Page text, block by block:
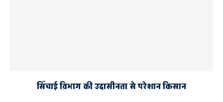
सिंचाई विभाग की उदासीनता से परेशान किसान